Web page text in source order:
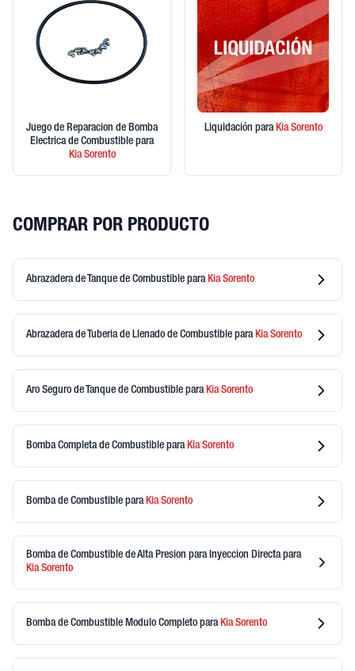
Juego de Reparacion de Bomba
Electrica de Combustible para
KiaSorento
Liquidación paraKiaSorento
COMPRAR POR PRODUCTO
Abrazadera de Tanque de Combustible para KiaSorento
Abrazadera de Tuberia de Llenado de Combustible para KiaSorento
Aro Seguro de Tanque de Combustible para KiaSorento
Bomba Completa de Combustible para KiaSorento
Bomba de Combustible para KiaSorento
Bomba de Combustible de Alta Presion para Inyeccion Directa para
KiaSorento
Bomba de Combustible Modulo Completo para KiaSorento